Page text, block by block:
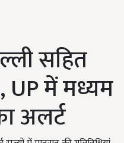
सहित
UP में मध्यम
अलर्ट